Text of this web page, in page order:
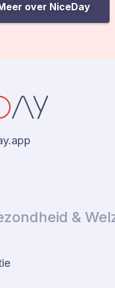
over NiceDay
&